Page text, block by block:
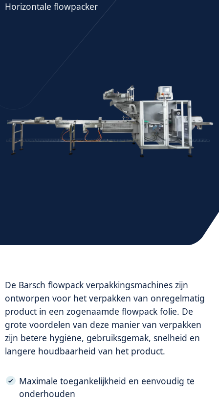
Horizontale flowpacker
De Barsch flowpack verpakkingsmachines zijn
ontworpen voor het verpakken van onregelmatig
product in een zogenaamde flowpack folie. De
grote voordelen van deze manier van verpakken
zijn betere hygiëne, gebruiksgemak, snelheid en
langere houdbaarheid van het product.
Maximale toegankelijkheid en eenvoudig te
onderhouden